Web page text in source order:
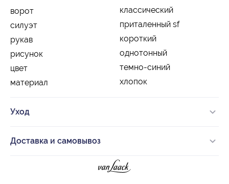
ворот
классический
силуэт
приталенный sf
рукав
короткий
рисунок
однотонный
цвет
темно-синий
материал
хлопок
Уход
Доставка и самовывоз